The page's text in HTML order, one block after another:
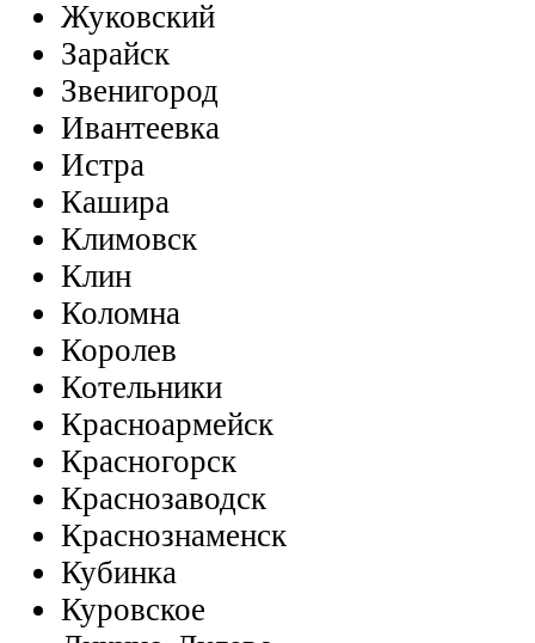
Жуковский
Зарайск
Звенигород
Ивантеевка
Истра
Кашира
Климовск
Клин
Коломна
Королев
Котельники
Красноармейск
Красногорск
Краснозаводск
Краснознаменск
Кубинка
Куровское